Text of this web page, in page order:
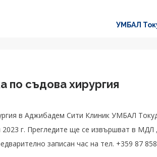
УМБАЛ
по съдова хирургия
в Аджибадем Сити Клиник УМБАЛ
в МДЛ „Мед-
записан час на тел. +359 87